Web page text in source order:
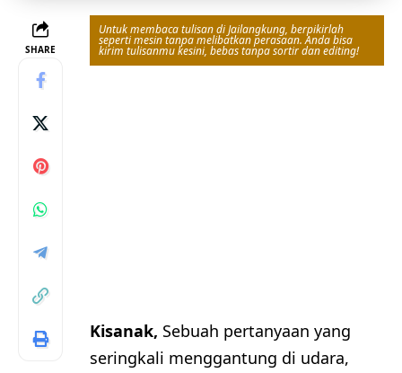
SHARE
Untuk membaca tulisan di Jailangkung, berpikirlah
seperti mesin tanpa melibatkan perasaan. Anda bisa
kirim tulisanmu kesini, bebas tanpa sortir dan editing!
Kisanak, Sebuah pertanyaan yang
seringkali menggantung di udara,